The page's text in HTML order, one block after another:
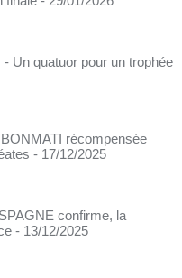
Un quatuor pour un trophée
récompensée
- 17/12/2025
confirme, la
- 13/12/2025